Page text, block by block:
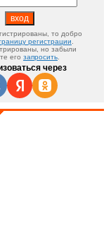
то добро
регистрации
но забыли
его запросить
через